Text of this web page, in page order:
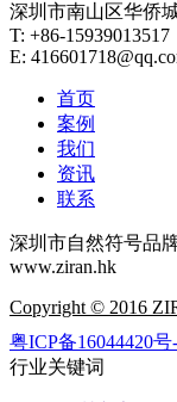
深圳市南山区华侨
T: +86-15939013517
E:
首页
案例
我们
资讯
联系
深圳市自然符号品
www.ziran.hk
Copyright © 2016
粤ICP备16044420号
行业关键词